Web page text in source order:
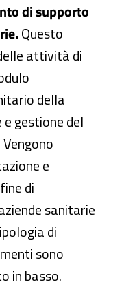
di supporto
Questo
attività di
della
gestione del
e
di
sanitarie
di
sono
in basso.